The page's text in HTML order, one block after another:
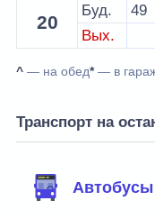
20
Буд.
49
Вых.
^ — на обед*— в
Транспорт на
Автобусы